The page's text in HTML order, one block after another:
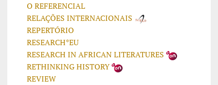
O REFERENCIAL
RELAÇÕES INTERNACIONAIS
REPERTÓRIO
RESEARCH*EU
RESEARCH IN AFRICAN LITERATURES
RETHINKING HISTORY
REVIEW